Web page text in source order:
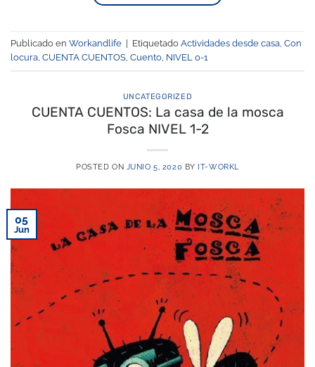
Publicado en Workandlife Etiquetado Actividades desde casa Con
locura CUENTA CUENTOS Cuento NIVEL 0-1
UNCATEGORIZED
CUENTA CUENTOS: La casa de la mosca
Fosca NIVEL 1-2
POSTED ON JUNIO 5, 2020 BY IT-WORKL
05
Jun